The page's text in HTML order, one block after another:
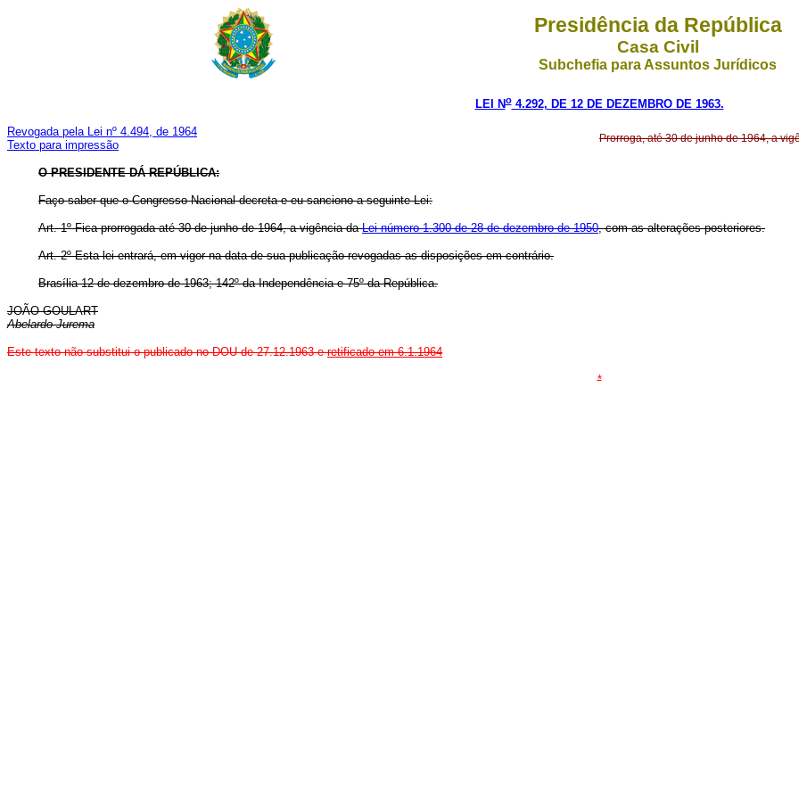
Presidência da República
Casa Civil
Subchefia para Assuntos Jurídicos
LEI No4.292, DE 12 DE DEZEMBRO DE 1963.
Revogada pela Lei nº 4.494, de 1964
Texto para impressão
Prorroga, até 30 de junho de 1964, a
O PRESIDENTE DÁ REPÚBLICA:
Faço saber que o Congresso Nacional decreta e eu sanciono a seguinte Lei:
Art. 1º Fica prorrogada até 30 de junho de 1964, a vigência daLei número 1.300 de 28 de dezembro de 1950, com as alterações posteriores.
Art. 2º Esta lei entrará, em vigor na data de sua publicação revogadas as disposições em contrário.
Brasília 12 de dezembro de 1963; 142º da Independência e 75º da República.
JOÃO GOULART
Abelardo Jurema
Este texto não substitui o publicado no DOU de 27.12.1963 eretificado em 6.1.1964
*